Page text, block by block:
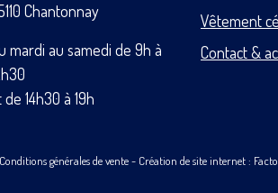
Chantonnay
mardi au samedi de 9h à
de 14h30 à 19h
Vêtement
Contact &
Conditions générales de vente- Création de site internet :